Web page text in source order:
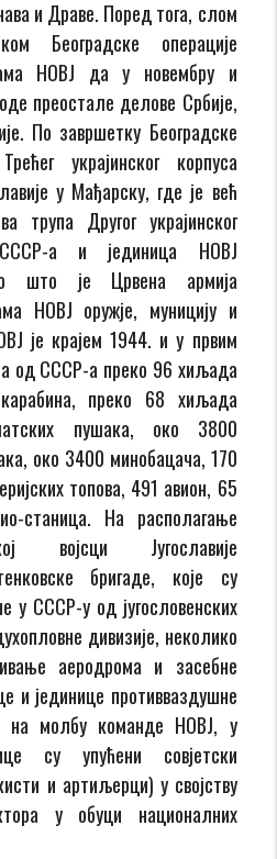
и Драве. Поред тога, слом
Београдске операције
НОВЈ да у новембру и
преостале делове Србије,
По завршетку Београдске
украјинског корпуса
у Мађарску, где је већ
трупа Другог украјинског
а и јединица НОВЈ
што је Црвена армија
НОВЈ оружје, муницију и
је крајем 1944. и у првим
од СССР-а преко 96 хиљада
преко 68 хиљада
пушака, око 3800
око 3400 минобацача, 170
топова, 491 авион, 65
станица. На располагање
војсци Југославије
бригаде, које су
у СССР-у од југословенских
дивизије, неколико
аеродрома и засебне
и јединице противваздушне
на молбу команде НОВЈ, у
су упућени совјетски
и артиљерци) у својству
у обуци националних